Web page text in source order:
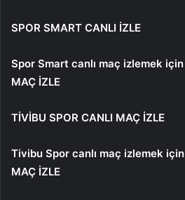
SPOR SMART CANLI İZLE
Spor Smart canlı maç izlemek için
MAÇ İZLE
TİVİBU SPOR CANLI MAÇ İZLE
Tivibu Spor canlı maç izlemek için
MAÇ İZLE